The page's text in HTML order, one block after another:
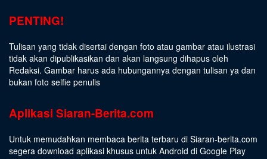
PENTING!
Tulisan yang tidak disertai dengan foto atau gambar atau ilustrasi
tidak akan dipublikasikan dan akan langsung dihapus oleh
Redaksi. Gambar harus ada hubungannya dengan tulisan ya dan
bukan foto selfie penulis
Aplikasi Siaran-Berita.com
Untuk memudahkan membaca berita terbaru di Siaran-berita.com
segera download aplikasi khusus untuk Android di Google Play